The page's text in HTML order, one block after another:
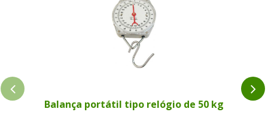
Balança portátil tipo relógio de 50 kg